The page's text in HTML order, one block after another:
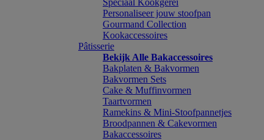
Speciaal Kookgerei
Personaliseer jouw stoofpan
Gourmand Collection
Kookaccessoires
Pâtisserie
Bekijk Alle Bakaccessoires
Bakplaten & Bakvormen
Bakvormen Sets
Cake & Muffinvormen
Taartvormen
Ramekins & Mini-Stoofpannetjes
Broodpannen & Cakevormen
Bakaccessoires